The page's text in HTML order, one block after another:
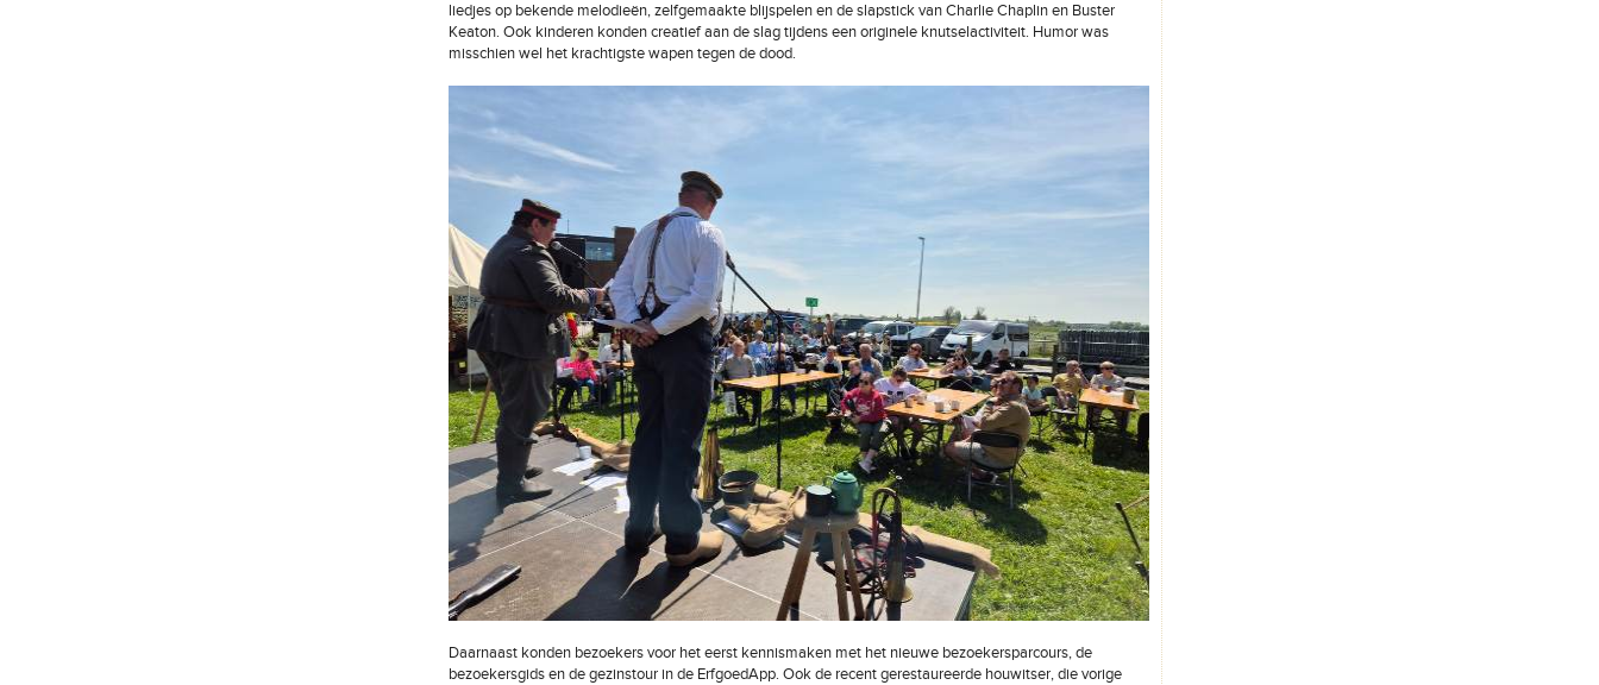
liedjes op bekende melodieën, zelfgemaakte blijspelen en de slapstick van Charlie Chaplin en Buster
Keaton. Ook kinderen konden creatief aan de slag tijdens een originele knutselactiviteit. Humor was
misschien wel het krachtigste wapen tegen de dood.
Daarnaast konden bezoekers voor het eerst kennismaken met het nieuwe bezoekersparcours, de
bezoekersgids en de gezinstour in de ErfgoedApp. Ook de recent gerestaureerde houwitser, die vorige